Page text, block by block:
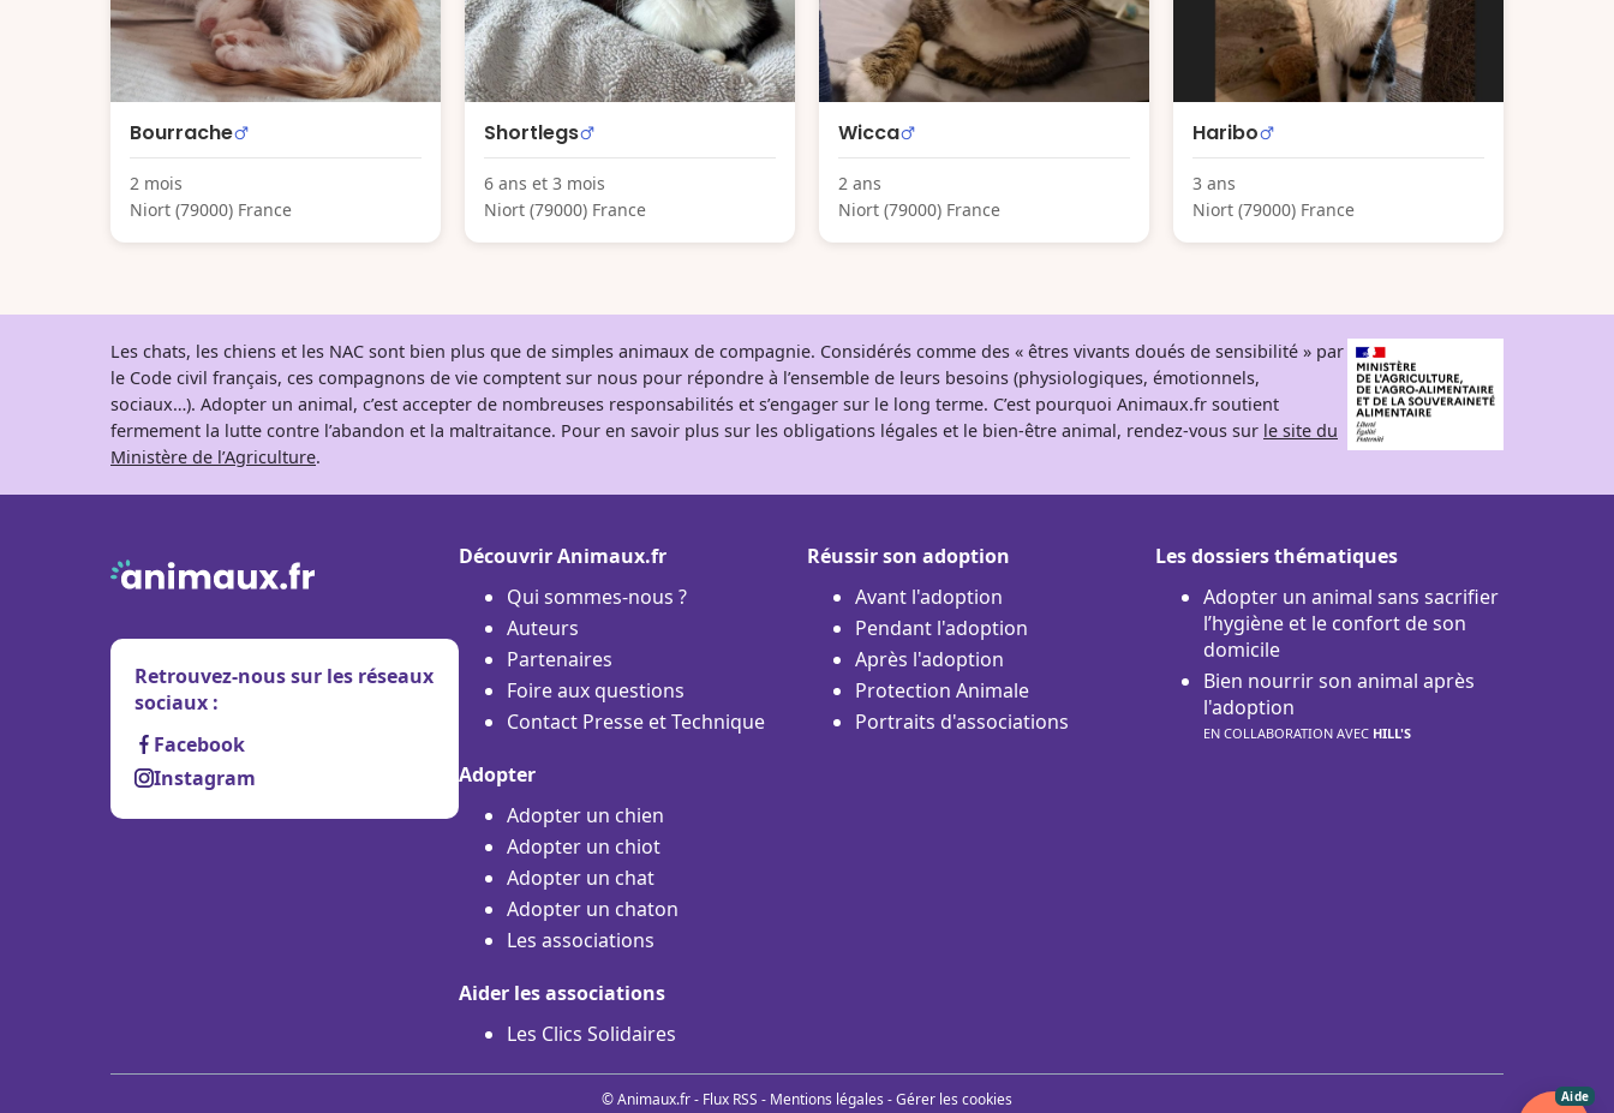
Bourrache
2 mois
Niort (79000) France
Shortlegs
6 ans et 3 mois
Niort (79000) France
Wicca
2 ans
Niort (79000) France
Haribo
3 ans
Niort (79000) France
Les chats, les chiens et les NAC sont bien plus que de simples animaux de compagnie. Considérés comme des « êtres vivants doués de sensibilité » par
le Code civil français, ces compagnons de vie comptent sur nous pour répondre à l’ensemble de leurs besoins (physiologiques, émotionnels,
sociaux…). Adopter un animal, c’est accepter de nombreuses responsabilités et s’engager sur le long terme. C’est pourquoi Animaux.fr soutient
fermement la lutte contre l’abandon et la maltraitance. Pour en savoir plus sur les obligations légales et le bien-être animal, rendez-vous sur le site du
Ministère de l’Agriculture.
Retrouvez-nous sur les réseaux
sociaux :
Facebook
Instagram
Découvrir Animaux.fr
Qui sommes-nous ?
Auteurs
Partenaires
Foire aux questions
Contact Presse et Technique
Adopter
Adopter un chien
Adopter un chiot
Adopter un chat
Adopter un chaton
Les associations
Aider les associations
Les Clics Solidaires
Réussir son adoption
Avant l'adoption
Pendant l'adoption
Après l'adoption
Protection Animale
Portraits d'associations
Les dossiers thématiques
Adopter un animal sans sacrifier
l’hygiène et le confort de son
domicile
Bien nourrir son animal après
l'adoption
EN COLLABORATION AVEC HILL'S
© Animaux.fr - Flux RSS - Mentions légales -Gérer les cookies Aide